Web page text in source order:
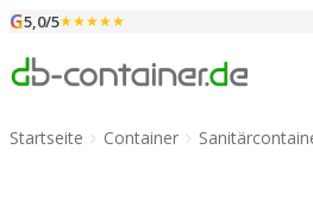
Zum Inhalt springen
G5,0/5★★★★★
Startseite Container